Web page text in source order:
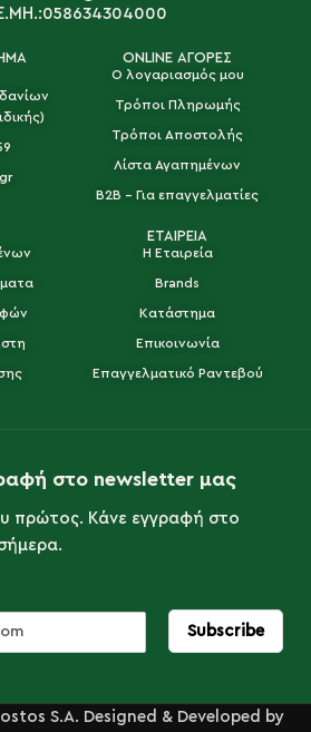
ONLINE ΑΓΟΡΕΣ
Ο λογαριασμός μου
Τρόποι Πληρωμής
Τρόποι Αποστολής
Λίστα Αγαπημένων
B2B - Για επαγγελματίες
ΕΤΑΙΡΕΙΑ
Η Εταιρεία
Brands
Κατάστημα
Επικοινωνία
Επαγγελματικό Ραντεβού
στο newsletter μας
πρώτος. Κάνε εγγραφή στο
S.A. Designed & Developed by